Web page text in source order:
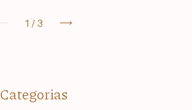
1 /3
Categorias